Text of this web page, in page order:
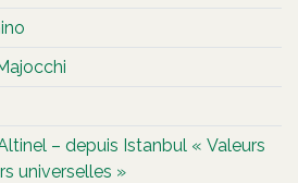
– depuis Istanbul « Valeurs
universelles »